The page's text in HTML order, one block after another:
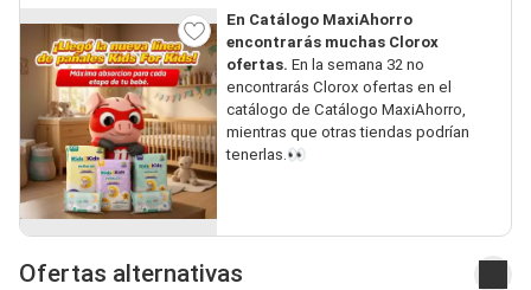
En Catálogo MaxiAhorro
encontrarás muchas Clorox
ofertas. En la semana 32 no
encontrarás Clorox ofertas en el
catálogo de Catálogo MaxiAhorro,
mientras que otras tiendas podrían
tenerlas.👀
Ofertas alternativas